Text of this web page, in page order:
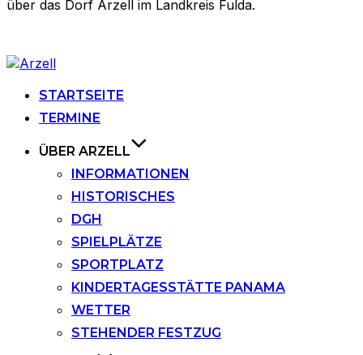
über das Dorf Arzell im Landkreis Fulda.
Zu
springenSTARTSEITE
TERMINE
ÜBER ARZELL
INFORMATIONEN
HISTORISCHES
DGH
SPIELPLÄTZE
SPORTPLATZ
KINDERTAGESSTÄTTE PANAMA
WETTER
STEHENDER FESTZUG